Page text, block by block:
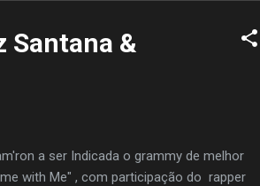
Santana &
a ser Indicada o grammy de melhor
with Me" , com participação do rapper